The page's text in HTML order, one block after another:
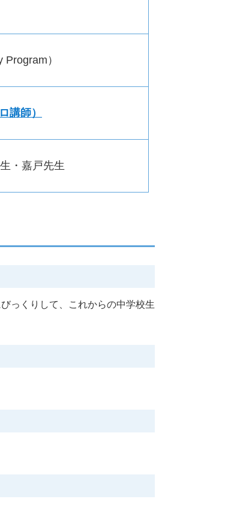
）
講師）
・嘉戸先生
っくりして、これからの中学校生